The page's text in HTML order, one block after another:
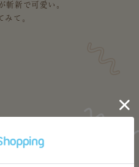
斬新で可愛い。
みて。